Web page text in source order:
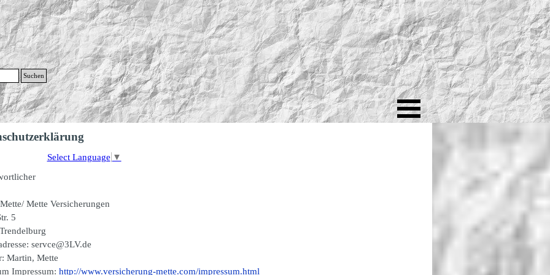
Suchen
Menü überspringen
Select Language ▼
Mette Versicherungen
5
servce@3LV.de
Martin, Mette
Impressum: http://www.versicherung-mette.com/impressum.html